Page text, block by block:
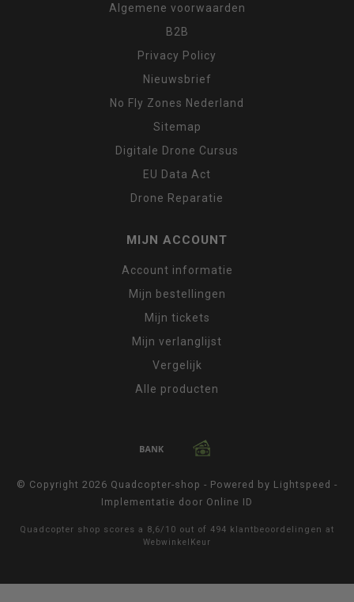
Algemene voorwaarden
B2B
Privacy Policy
Nieuwsbrief
No Fly Zones Nederland
Sitemap
Digitale Drone Cursus
EU Data Act
Drone Reparatie
MIJN ACCOUNT
Account informatie
Mijn bestellingen
Mijn tickets
Mijn verlanglijst
Vergelijk
Alle producten
© Copyright 2026 Quadcopter-shop - Powered by Lightspeed -
Implementatie door Online ID
Quadcopter shop scores a 8,6/ 10 out of 494 klantbeoordelingen at
WebwinkelKeur